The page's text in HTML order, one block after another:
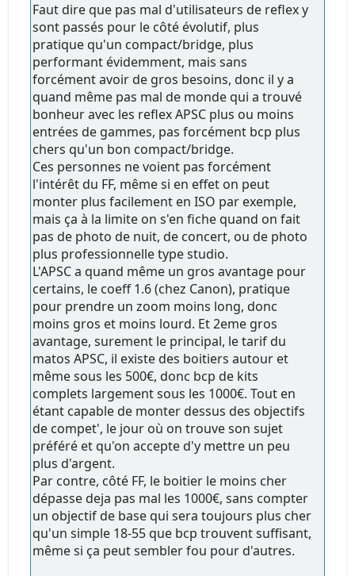
Faut dire que pas mal d'utilisateurs de reflex y
sont passés pour le côté évolutif, plus
pratique qu'un compact/bridge, plus
performant évidemment, mais sans
forcément avoir de gros besoins, donc il y a
quand même pas mal de monde qui a trouvé
bonheur avec les reflex APSC plus ou moins
entrées de gammes, pas forcément bcp plus
chers qu'un bon compact/bridge.
Ces personnes ne voient pas forcément
l'intérêt du FF, même si en effet on peut
monter plus facilement en ISO par exemple,
mais ça à la limite on s'en fiche quand on fait
pas de photo de nuit, de concert, ou de photo
plus professionnelle type studio.
L'APSC a quand même un gros avantage pour
certains, le coeff 1.6 (chez Canon), pratique
pour prendre un zoom moins long, donc
moins gros et moins lourd. Et 2eme gros
avantage, surement le principal, le tarif du
matos APSC, il existe des boitiers autour et
même sous les 500€, donc bcp de kits
complets largement sous les 1000€. Tout en
étant capable de monter dessus des objectifs
de compet', le jour où on trouve son sujet
préféré et qu'on accepte d'y mettre un peu
plus d'argent.
Par contre, côté FF, le boitier le moins cher
dépasse deja pas mal les 1000€, sans compter
un objectif de base qui sera toujours plus cher
qu'un simple 18-55 que bcp trouvent suffisant,
même si ça peut sembler fou pour d'autres.